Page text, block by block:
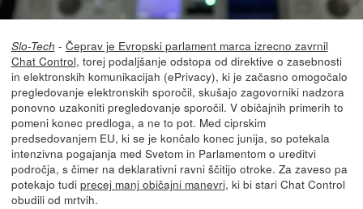
Slo-Tech - Čeprav je Evropski parlament marca izrecno zavrnil
Chat Control, torej podaljšanje odstopa od direktive o zasebnosti
in elektronskih komunikacijah (ePrivacy), ki je začasno omogočalo
pregledovanje elektronskih sporočil, skušajo zagovorniki nadzora
ponovno uzakoniti pregledovanje sporočil. V običajnih primerih to
pomeni konec predloga, a ne to pot. Med ciprskim
predsedovanjem EU, ki se je končalo konec junija, so potekala
intenzivna pogajanja med Svetom in Parlamentom o ureditvi
področja, s čimer na deklarativni ravni ščitijo otroke. Za zaveso pa
potekajo tudi precej manj običajni manevri, ki bi stari Chat Control
obudili od mrtvih.